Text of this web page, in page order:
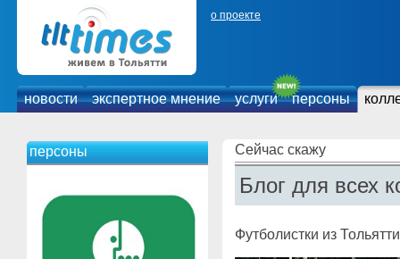
о проекте
новости экспертное мнение услуги персоны
персоны Сейчас скажу
Блог для всех
Футболистки из